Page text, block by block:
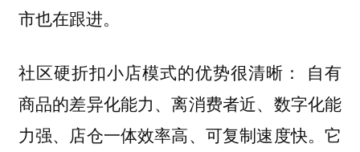
市也在跟进。
社区硬折扣小店模式的优势很清晰： 自有
商品的差异化能力、离消费者近、数字化能
力强、店仓一体效率高、可复制速度快。它